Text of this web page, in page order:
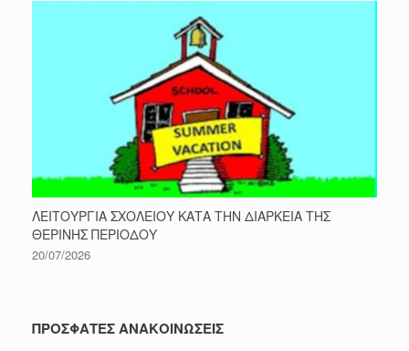
ΛΕΙΤΟΥΡΓΙΑ ΣΧΟΛΕΙΟΥ ΚΑΤΑ ΤΗΝ ΔΙΑΡΚΕΙΑ ΤΗΣ
ΘΕΡΙΝΗΣ ΠΕΡΙΟΔΟΥ
20/07/2026
ΠΡΟΣΦΑΤΕΣ ΑΝΑΚΟΙΝΩΣΕΙΣ